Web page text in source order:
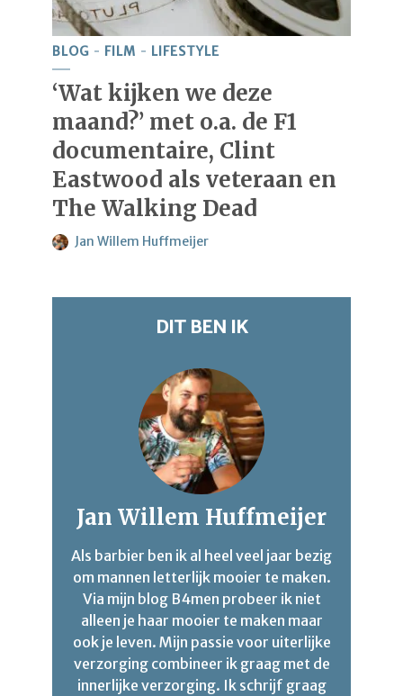
BLOG FILM LIFESTYLE
‘Wat kijken we deze
maand?’ met o.a. de F1
documentaire, Clint
Eastwood als veteraan en
The Walking Dead
Jan Willem Huffmeijer
DIT BEN IK
Jan Willem Huffmeijer
Als barbier ben ik al heel veel jaar bezig
om mannen letterlijk mooier te maken.
Via mijn blog B4men probeer ik niet
alleen je haar mooier te maken maar
ook je leven. Mijn passie voor uiterlijke
verzorging combineer ik graag met de
innerlijke verzorging. Ik schrijf graag